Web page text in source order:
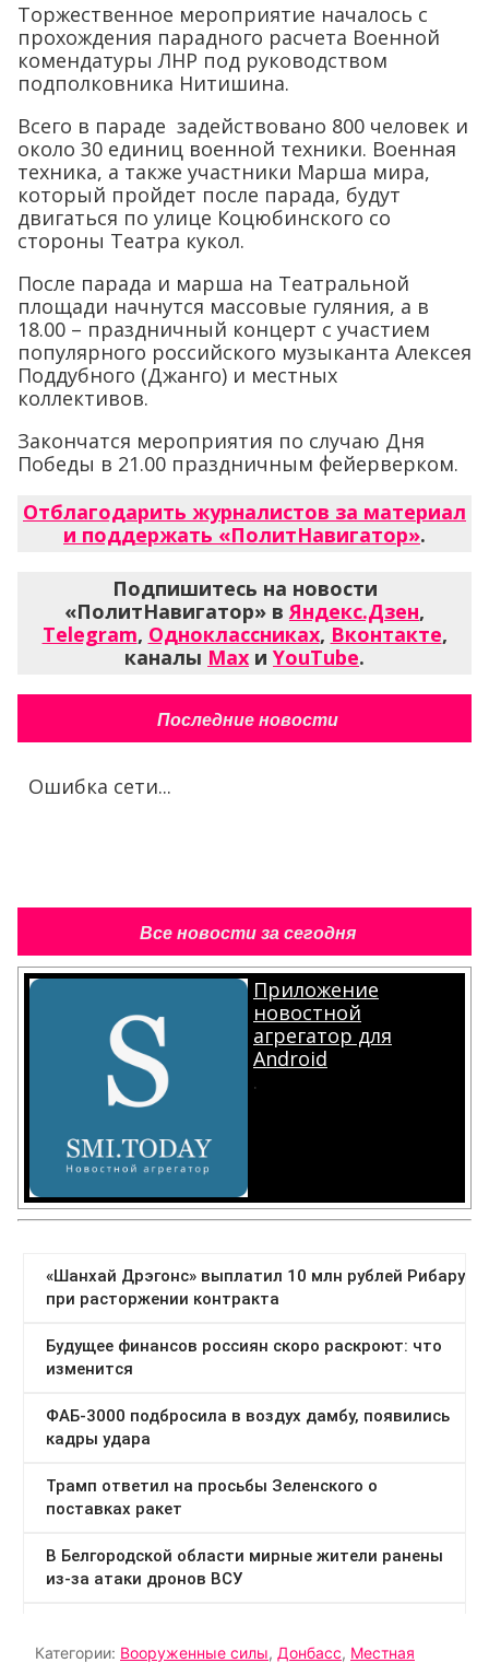
Торжественное мероприятие началось с
прохождения парадного расчета Военной
комендатуры ЛНР под руководством
подполковника Нитишина.
Всего в параде задействовано 800 человек и
около 30 единиц военной техники. Военная
техника, а также участники Марша мира,
который пройдет после парада, будут
двигаться по улице Коцюбинского со
стороны Театра кукол.
После парада и марша на Театральной
площади начнутся массовые гуляния, а в
18.00 – праздничный концерт с участием
популярного российского музыканта Алексея
Поддубного (Джанго) и местных
коллективов.
Закончатся мероприятия по случаю Дня
Победы в 21.00 праздничным фейерверком.
Отблагодарить журналистов за материал
и поддержать «ПолитНавигатор».
Подпишитесь на новости
«ПолитНавигатор» вЯндекс.Дзен,
Telegram, Одноклассниках, Вконтакте,
каналы Max и YouTube.
Последние новости
Ошибка сети...
Все новости за сегодня
Приложение
новостной
агрегатор для
Android
.
Категории: Вооруженные силы, Донбасс, Местная